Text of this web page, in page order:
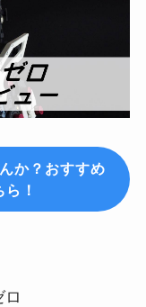
か？おすすめ
！